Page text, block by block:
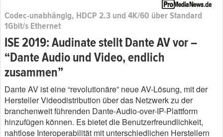
Codec-unabhängig, HDCP 2.3 und 4K/60 über Standard
1Gbit/s Ethernet
ISE 2019: Audinate stellt Dante AV vor –
“Dante Audio und Video, endlich
zusammen”
Dante AV ist eine “revolutionäre” neue AV-Lösung, mit der
Hersteller Videodistribution über das Netzwerk zu der
branchenweit führenden Dante-Audio-over-IP-Plattform
hinzufügen können. Es bietet die Benutzerfreundlichkeit,
nahtlose Interoperabilität mit unterschiedlichen Herstellern